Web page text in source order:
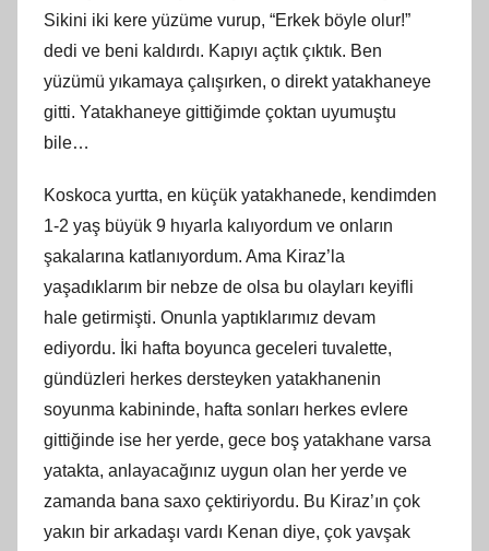
Sikini iki kere yüzüme vurup, “Erkek böyle olur!”
dedi ve beni kaldırdı. Kapıyı açtık çıktık. Ben
yüzümü yıkamaya çalışırken, o direkt yatakhaneye
gitti. Yatakhaneye gittiğimde çoktan uyumuştu
bile…
Koskoca yurtta, en küçük yatakhanede, kendimden
1-2 yaş büyük 9 hıyarla kalıyordum ve onların
şakalarına katlanıyordum. Ama Kiraz’la
yaşadıklarım bir nebze de olsa bu olayları keyifli
hale getirmişti. Onunla yaptıklarımız devam
ediyordu. İki hafta boyunca geceleri tuvalette,
gündüzleri herkes dersteyken yatakhanenin
soyunma kabininde, hafta sonları herkes evlere
gittiğinde ise her yerde, gece boş yatakhane varsa
yatakta, anlayacağınız uygun olan her yerde ve
zamanda bana saxo çektiriyordu. Bu Kiraz’ın çok
yakın bir arkadaşı vardı Kenan diye, çok yavşak